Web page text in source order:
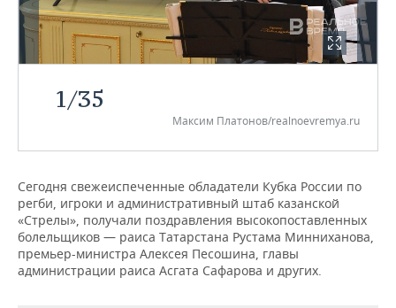
НЕФТЕХИМИЯ
НЕФТЬ
РОЗНИЧНАЯ ТОРГОВЛЯ
УСЛУГИ
НОВОСТИ ТЕХНОЛОГИЙ
МЕДИА
ТЕЛЕКОММУНИКАЦИИ
МЕРОПРИЯТИЯ
ВЫЕЗДНАЯ РЕДАКЦИЯ
БИЗНЕС-БРАНЧИ
ONLINE-КОНФЕРЕНЦИИ
ОТКРЫТАЯ ЛЕКЦИЯ
НОВОСТИ СПОРТА
ФУТБОЛ
ХОККЕЙ
БАСКЕТБОЛ
ВОЛЕЙБОЛ
ОБЩЕСТВО
НОВОСТИ ОБЩЕСТВА
ВЛАСТЬ
ИНФРАСТРУКТУРА
ИСТОРИЯ
ФОТОГАЛЕРЕЯ
СЮЖЕТЫ
СПРАВОЧНИК
СПИСОК ПЕРСОН
ПОЛНАЯ ВЕРСИЯ
1/35
Максим Платонов/realnoevremya.ru
Сегодня свежеиспеченные обладатели Кубка России по
регби, игроки и административный штаб казанской
«Стрелы», получали поздравления высокопоставленных
болельщиков — раиса Татарстана Рустама Минниханова,
премьер-министра Алексея Песошина, главы
администрации раиса Асгата Сафарова и других.